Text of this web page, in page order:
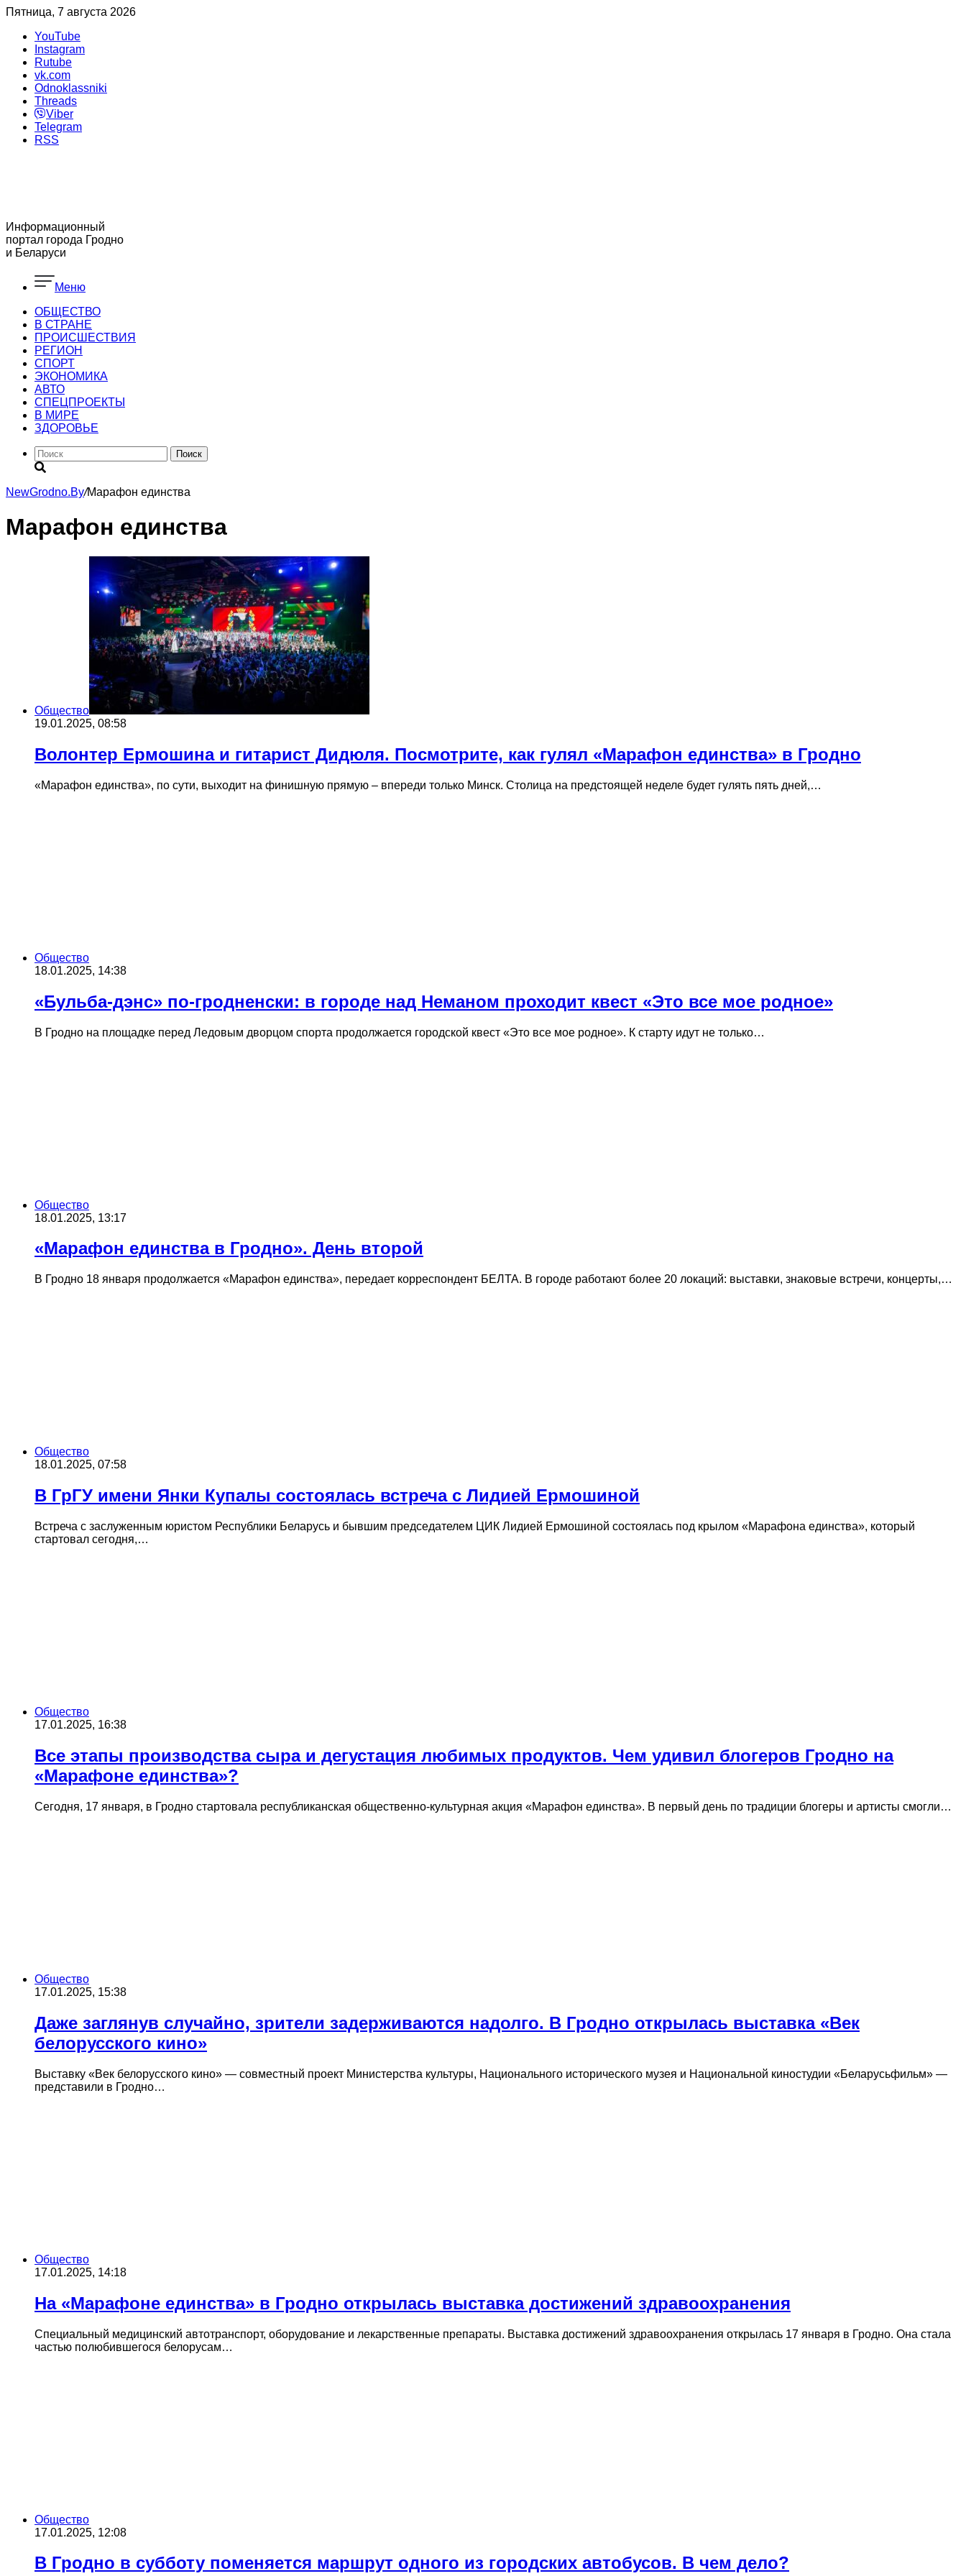
Пятница, 7 августа 2026
YouTube
Instagram
Rutube
vk.com
Odnoklassniki
Threads
Viber
Telegram
RSS
Информационный
портал города Гродно
и Беларуси
Меню
ОБЩЕСТВО
В СТРАНЕ
ПРОИСШЕСТВИЯ
РЕГИОН
CПОРТ
ЭКОНОМИКА
АВТО
СПЕЦПРОЕКТЫ
В МИРЕ
ЗДОРОВЬЕ
Поиск
NewGrodno.By/Марафон единства
Марафон единства
Общество
19.01.2025, 08:58
Волонтер Ермошина и гитарист Дидюля. Посмотрите, как гулял «Марафон единства» в Гродно
«Марафон единства», по сути, выходит на финишную прямую – впереди только Минск. Столица на предстоящей неделе будет гулять пять дней,…
Общество
18.01.2025, 14:38
«Бульба-дэнс» по-гродненски: в городе над Неманом проходит квест «Это все мое родное»
В Гродно на площадке перед Ледовым дворцом спорта продолжается городской квест «Это все мое родное». К старту идут не только…
Общество
18.01.2025, 13:17
«Марафон единства в Гродно». День второй
В Гродно 18 января продолжается «Марафон единства», передает корреспондент БЕЛТА. В городе работают более 20 локаций: выставки, знаковые встречи, концерты,…
Общество
18.01.2025, 07:58
В ГрГУ имени Янки Купалы состоялась встреча с Лидией Ермошиной
Встреча с заслуженным юристом Республики Беларусь и бывшим председателем ЦИК Лидией Ермошиной состоялась под крылом «Марафона единства», который
стартовал сегодня,…
Общество
17.01.2025, 16:38
Все этапы производства сыра и дегустация любимых продуктов. Чем удивил блогеров Гродно на
«Марафоне единства»?
Сегодня, 17 января, в Гродно стартовала республиканская общественно-культурная акция «Марафон единства». В первый день по традиции блогеры и артисты смогли…
Общество
17.01.2025, 15:38
Даже заглянув случайно, зрители задерживаются надолго. В Гродно открылась выставка «Век
белорусского кино»
Выставку «Век белорусского кино» — совместный проект Министерства культуры, Национального исторического музея и Национальной киностудии «Беларусьфильм» —
представили в Гродно…
Общество
17.01.2025, 14:18
На «Марафоне единства» в Гродно открылась выставка достижений здравоохранения
Специальный медицинский автотранспорт, оборудование и лекарственные препараты. Выставка достижений здравоохранения открылась 17 января в Гродно. Она стала
частью полюбившегося белорусам…
Общество
17.01.2025, 12:08
В Гродно в субботу поменяется маршрут одного из городских автобусов. В чем дело?